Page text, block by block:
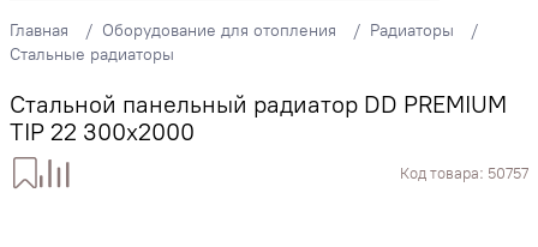
Главная Оборудование для отопления
Радиаторы
Стальные радиаторы
Стальной панельный радиатор DD PREMIUM
TIP 22 300x2000
Код товара: 50757